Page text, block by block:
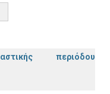
περιόδου